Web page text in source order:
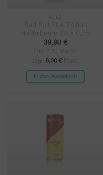
ALLE
39,90 €
zzgl. 6,00 € Pfand
In den Warenkorb